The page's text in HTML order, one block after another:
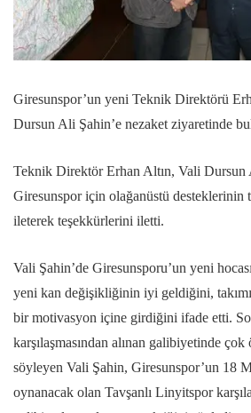
Giresunspor’un yeni Teknik Direktörü
Dursun Ali Şahin’e nezaket ziyaretinde
Teknik Direktör Erhan Altın, Vali Dursun
Giresunspor için olağanüstü desteklerinin
ileterek teşekkürlerini iletti.
Vali Şahin’de Giresunsporu’un yeni
yeni kan değişikliğinin iyi geldiğini,
bir motivasyon içine girdiğini ifade etti.
karşılaşmasından alınan galibiyetinde
söyleyen Vali Şahin, Giresunspor’un 18
oynanacak olan Tavşanlı Linyitspor